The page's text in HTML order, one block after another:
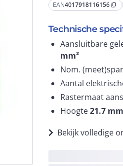
EAN4017918116156 content_copy
Technische
Aansluitbare
mm²
Nom.
Aantal
Rastermaat
Hoogte21.7 mm
Bekijk volledige